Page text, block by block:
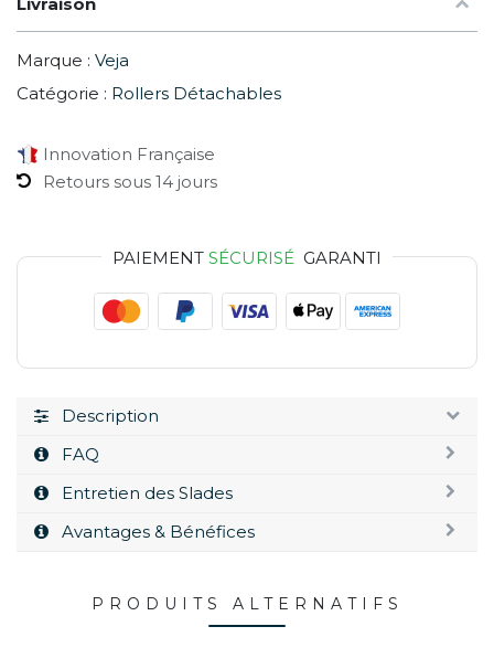
Livraison
Marque : Veja
Catégorie : Rollers Détachables
Innovation Française
Retours sous 14 jours
PAIEMENT SÉCURISÉ GARANTI
Description
FAQ
Entretien des Slades
Avantages & Bénéfices
PRODUITS ALTERNATIFS